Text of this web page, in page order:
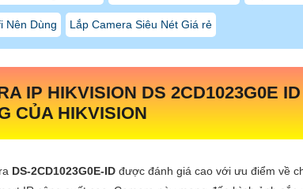
Nên Dùng Lắp Camera Siêu Nét Giá rẻ
IP HIKVISION DS 2CD1023G0E
CỦA HIKVISION
DS-2CD1023G0E-ID được đánh giá cao với ưu điểm về